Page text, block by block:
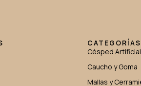
CATEGORÍAS
Césped Artificial
Caucho y Goma
Mallas y